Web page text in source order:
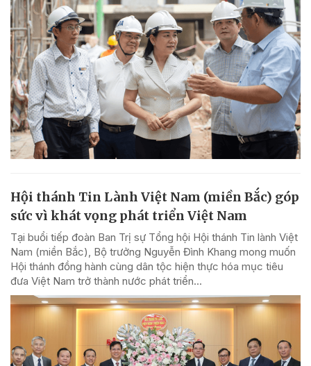
Hội thánh Tin Lành Việt Nam (miền Bắc) góp
sức vì khát vọng phát triển Việt Nam
Tại buổi tiếp đoàn Ban Trị sự Tổng hội Hội thánh Tin lành Việt
Nam (miền Bắc), Bộ trưởng Nguyễn Đình Khang mong muốn
Hội thánh đồng hành cùng dân tộc hiện thực hóa mục tiêu
đưa Việt Nam trở thành nước phát triển...